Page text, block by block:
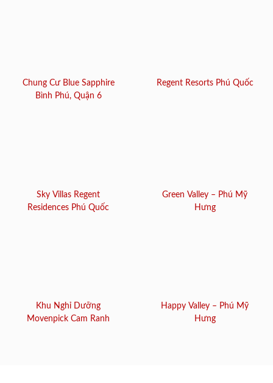
Chung Cư Blue Sapphire
Bình Phú, Quận 6
Regent Resorts Phú Quốc
Sky Villas Regent
Residences Phú Quốc
Green Valley – Phú Mỹ
Hưng
Khu Nghỉ Dưỡng
Movenpick Cam Ranh
Happy Valley – Phú Mỹ
Hưng